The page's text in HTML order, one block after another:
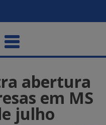
abertura
em MS
julho